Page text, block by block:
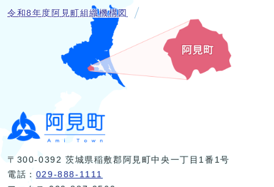
令和8年度阿見町組織機構図
〒300-0392 茨城県稲敷郡阿見町中央一丁目1番1号
電話： 029-888-1111